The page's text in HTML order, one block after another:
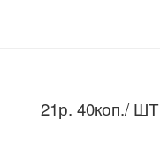
21р. 40коп./ ШТ